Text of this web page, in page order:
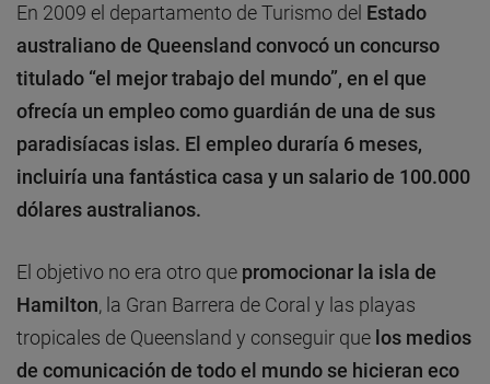
En 2009 el departamento de Turismo del Estado
australiano de Queensland convocó un concurso
titulado “el mejor trabajo del mundo”, en el que
ofrecía un empleo como guardián de una de sus
paradisíacas islas. El empleo duraría 6 meses,
incluiría una fantástica casa y un salario de 100.000
dólares australianos.
El objetivo no era otro que promocionar la isla de
Hamilton, la Gran Barrera de Coral y las playas
tropicales de Queensland y conseguir que los medios
de comunicación de todo el mundo se hicieran eco